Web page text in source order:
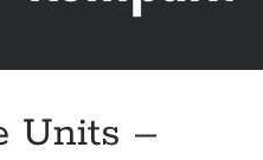
Units –